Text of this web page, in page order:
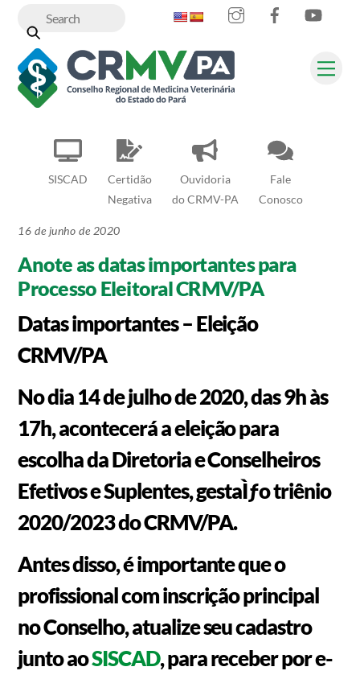
content
SISCAD
Certidão
Negativa
Ouvidoria
do CRMV-PA
Fale
Conosco
InstagramFacebook
16 de junho de 2020
Anote as datas importantes para
Processo Eleitoral CRMV/PA
Datas importantes – Eleição
CRMV/PA
No dia14 de julho de 2020, das 9h às
17h, aconteceráa eleição para
escolha da Diretoria e Conselheiros
Efetivos e Suplentes, gestaÌƒo triênio
2020/2023 do CRMV/PA.
Antes disso, é importante que o
profissional com inscrição principal
no Conselho, atualize seu cadastro
junto aoSISCAD, para receber por e-